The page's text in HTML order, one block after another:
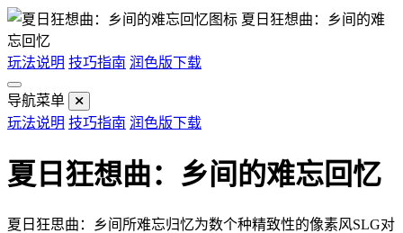
夏日狂想曲：乡间的难
忘回忆
玩法说明 技巧指南 润色版下载
导航菜单
玩法说明 技巧指南 润色版下载
夏日狂想曲：乡间的难忘回忆
夏日狂思曲：乡间所难忘归忆为数个种精致性的像素风SLG对